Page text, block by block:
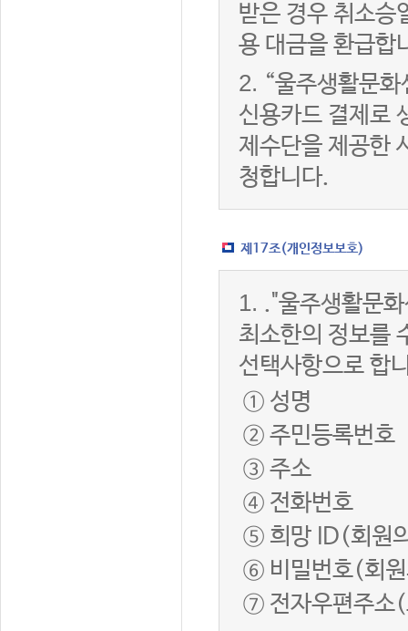
받은 경우 취소승
용 대금을 환급합
2. “울주생활문
신용카드 결제로
제수단을 제공한
청합니다.
제17조(개인정보보호)
1. ."울주생활문
최소한의 정보를
선택사항으로 합
① 성명
② 주민등록번호
③ 주소
④ 전화번호
⑤ 희망 ID(회원
⑥ 비밀번호(회
⑦ 전자우편주소